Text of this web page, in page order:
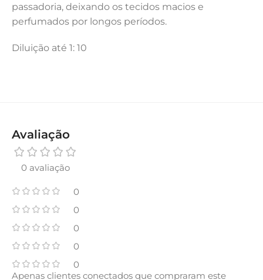
passadoria, deixando os tecidos macios e
perfumados por longos períodos.
Diluição até 1: 10
Avaliação
0 avaliação
0
0
0
0
0
Apenas clientes conectados que compraram este